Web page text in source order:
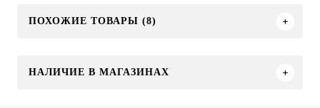
ПОХОЖИЕ ТОВАРЫ (8)
НАЛИЧИЕ В МАГАЗИНАХ